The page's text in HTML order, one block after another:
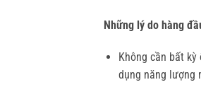
Những lý do hàng
Không cần bất
dụng năng lượng